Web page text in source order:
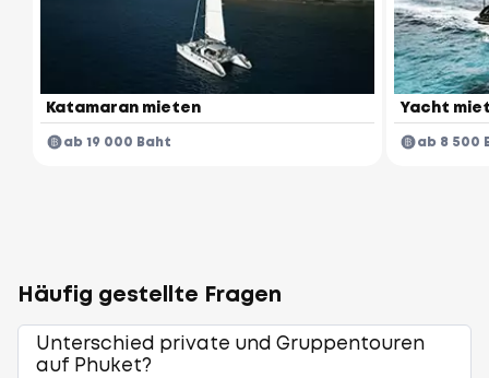
Katamaran mieten
ab 19 000 Baht
Yacht
ab 8 500
Häufig gestellte Fragen
Unterschied private und Gruppentouren
auf Phuket?